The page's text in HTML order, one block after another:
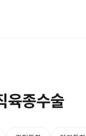
육종수술